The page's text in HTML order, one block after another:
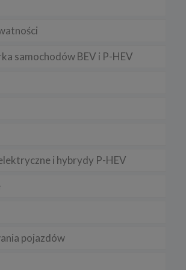
samochodów BEV i P-HEV
i hybrydy P-HEV
pojazdów